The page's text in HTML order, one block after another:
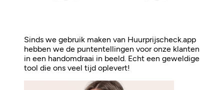
Sinds we gebruik maken van Huurprijscheck.app
hebben we de puntentellingen voor onze klanten
in een handomdraai in beeld. Echt een geweldige
tool die ons veel tijd oplevert!